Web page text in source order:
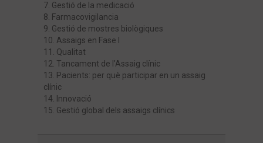
7. Gestió de la medicació
8. Farmacovigilancia
9. Gestió de mostres biològiques
10. Assaigs en Fase I
11. Qualitat
12. Tancament de l’Assaig clínic
13. Pacients: per què participar en un assaig
clínic
14. Innovació
15. Gestió global dels assaigs clínics